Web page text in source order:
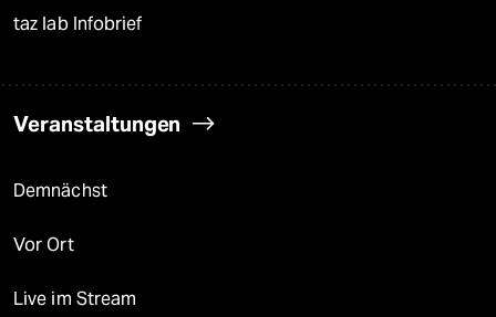
taz lab Infobrief
Veranstaltungen
Demnächst
Vor Ort
Live im Stream